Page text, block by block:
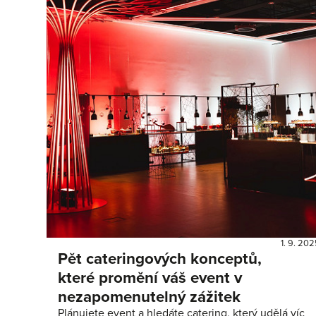
1. 9.
Pět cateringových konceptů,
které promění váš event v
nezapomenutelný zážitek